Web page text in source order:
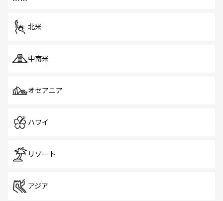
北米
中南米
オセアニア
ハワイ
リゾート
アジア